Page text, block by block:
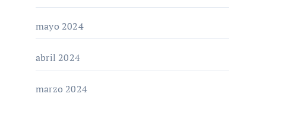
mayo 2024
abril 2024
marzo 2024